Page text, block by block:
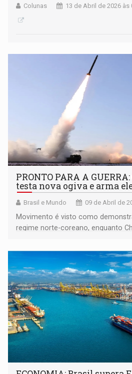
Colunas 13 de Abril de 2026 às
PRONTO PARA A
testa nova ogiva e arma
Brasil e Mundo 09 de Abril de
Movimento é visto como
regime norte-coreano, enquanto